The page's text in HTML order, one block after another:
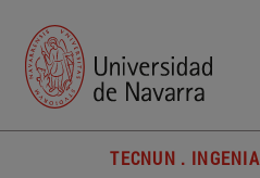
TECNUN .